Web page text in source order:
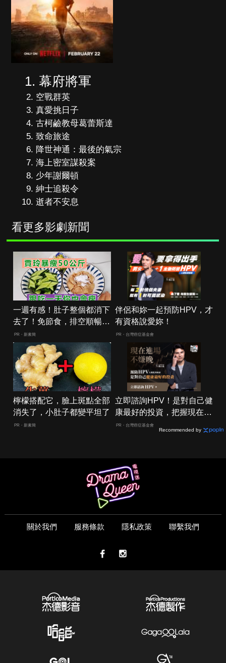
幕府將軍
空戰群英
真愛挑日子
古柯鹼教母葛蕾斯達
致命旅途
降世神通：最後的氣宗
海上密室謀殺案
少年謝爾頓
紳士追殺令
逝者不安息
看更多影劇新聞
一週有感！肚子整個都消下
去了！免節食，排空順暢就
夠
PR・新素簡
伴侶和妳一起預防HPV，才
有資格說愛妳！
PR・台灣癌症基金會
檸檬搭配它，臉上斑點全部
消失了，小肚子都變平坦了
PR・新素簡
立即諮詢HPV！是對自己健
康最好的投資，把握現在不
嫌晚！
PR・台灣癌症基金會
Recommended by
關於我們 服務條款 隱私政策 聯繫我們